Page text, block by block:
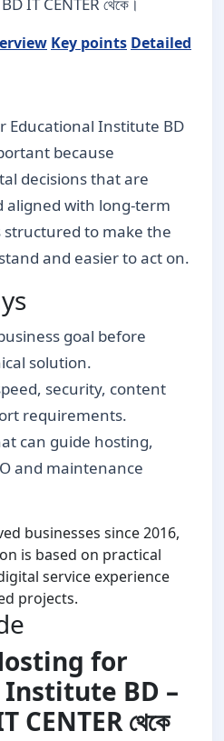
Key points Detailed
Educational Institute BD
because
decisions that are
aligned with long-term
structured to make the
and easier to act on.
goal before
solution.
security, content
requirements.
can guide hosting,
and maintenance
businesses since 2016,
is based on practical
service experience
projects.
for
BD –
IT CENTER থেকে